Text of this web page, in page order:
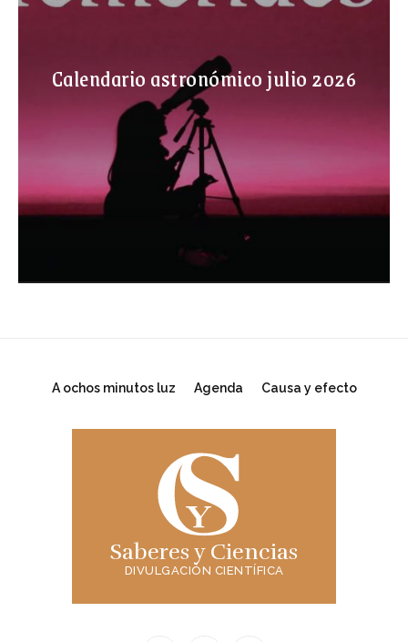
Calendario astronómico julio 2026
A ochos minutos luz Agenda Causa y efecto
Saberes y Ciencias
DIVULGACIÓN CIENTÍFICA